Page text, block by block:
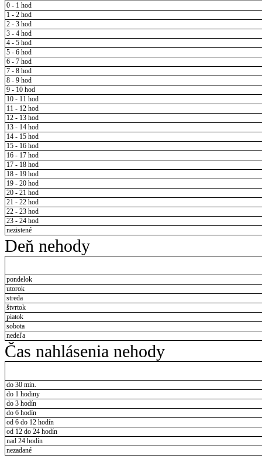
0 - 1 hod
1 - 2 hod
2 - 3 hod
3 - 4 hod
4 - 5 hod
5 - 6 hod
6 - 7 hod
7 - 8 hod
8 - 9 hod
9 - 10 hod
10 - 11 hod
11 - 12 hod
12 - 13 hod
13 - 14 hod
14 - 15 hod
15 - 16 hod
16 - 17 hod
17 - 18 hod
18 - 19 hod
19 - 20 hod
20 - 21 hod
21 - 22 hod
22 - 23 hod
23 - 24 hod
nezistené
Deň nehody
pondelok
utorok
streda
štvrtok
piatok
sobota
nedeľa
Čas nahlásenia nehody
do 30 min.
do 1 hodiny
do 3 hodín
do 6 hodín
od 6 do 12 hodín
od 12 do 24 hodín
nad 24 hodín
nezadané